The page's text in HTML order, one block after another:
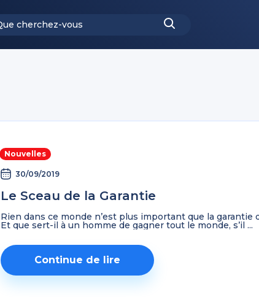
Nouvelles
30/09/2019
Le Sceau de la Garantie
Rien dans ce monde n’est plus important que la garantie
Et que sert-il à un homme de gagner tout le monde, s’il ...
Continue de lire